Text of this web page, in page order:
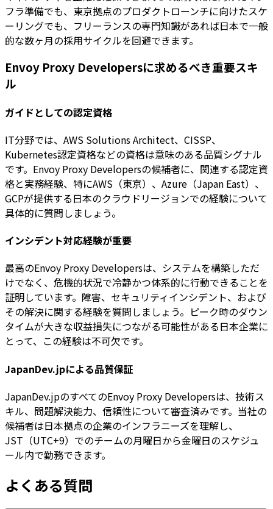
フラ準備でも、東京拠点のプロダクトローンチに向けたスケ
ーリングでも、フリーランスの専門知識があれば日本で一般
的な数ヶ月の採用サイクルを回避できます。
Envoy Proxy Developersに求めるべき重要スキ
ル
ガイドとしての認定資格
IT分野では、AWS Solutions Architect、CISSP、
Kubernetes認定資格などの資格は意味のある品質シグナル
です。Envoy Proxy Developersの候補者に、関連する認定資
格と実務経験、特にAWS（東京）、Azure（Japan East）、
GCPが提供する日本のクラウドリージョンでの経験について
具体的に質問しましょう。
インシデント対応経験が重要
最高のEnvoy Proxy Developersは、システムを構築しただ
けでなく、危機的状況で冷静かつ体系的に行動できることを
証明しています。障害、セキュリティインシデント、および
その解決に関する経験を質問しましょう。ピーク時のダウン
タイムが大きな収益損失につながる可能性がある日本企業に
とって、この経験は不可欠です。
JapanDev.jpによる品質保証
JapanDev.jpのすべてのEnvoy Proxy Developersは、技術ス
キル、問題解決能力、信頼性について審査済みです。当社の
候補者は日本拠点の企業のインフラニーズを理解し、
JST（UTC+9）でのチームの月曜日から金曜日のスケジュ
ール内で勤務できます。
よくある質問